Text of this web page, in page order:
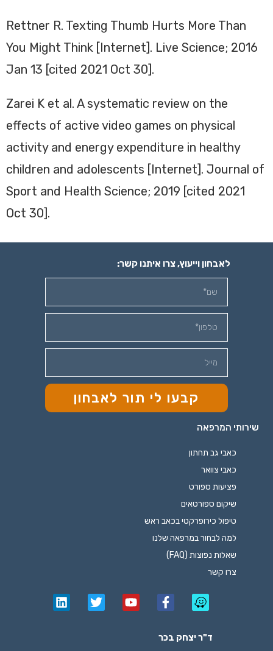
Rettner R. Texting Thumb Hurts More Than
You Might Think [Internet]. Live Science; 2016
Jan 13 [cited 2021 Oct 30].
Zarei K et al. A systematic review on the
effects of active video games on physical
activity and energy expenditure in healthy
children and adolescents [Internet]. Journal of
Sport and Health Science; 2019 [cited 2021
Oct 30].
ד"ר יצחק בכר
שירותי המרפאה
כאבי גב תחתון
כאבי צוואר
פציעות ספורט
שיקום ספורטאים
טיפול כירופרקטי בכאב ראש
למה לבחור במרפאה שלנו
שאלות נפוצות (FAQ)
צרו קשר
לאבחון וייעוץ, צרו איתנו קשר:
קבעו לי תור לאבחון